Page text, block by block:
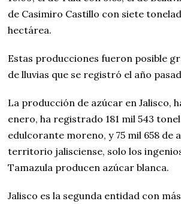
de Casimiro Castillo con siete
hectárea.
Estas producciones fueron posible
de lluvias que se registró el año
La producción de azúcar en Jalisco,
enero, ha registrado 181 mil 543
edulcorante moreno, y 75 mil 658 de
territorio jalisciense, solo los
Tamazula producen azúcar blanca.
Jalisco es la segunda entidad con